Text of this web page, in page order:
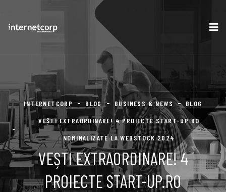
INTERNETCORP BLOG BUSINESS & NEWS
BLOG
VEȘTI EXTRAORDINARE! 4 PROIECTE START-UP.RO
NOMINALIZATE LA WEBSTOCK 2024
VEȘTI EXTRAORDINARE! 4
PROIECTE START-UP.RO